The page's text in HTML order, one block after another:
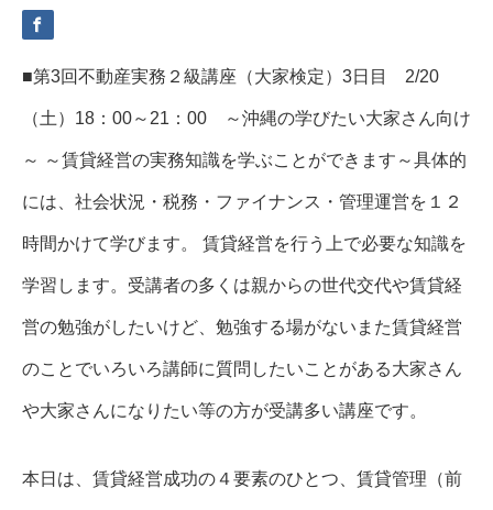
級
講
（3
日
は
■第3回不動産実務２級講座（大家検定）3日目 2/20
（土）18：00～21：00 ～沖縄の学びたい大家さん向け
～ ～賃貸経営の実務知識を学ぶことができます～具体的
には、社会状況・税務・ファイナンス・管理運営を１２
時間かけて学びます。 賃貸経営を行う上で必要な知識を
学習します。受講者の多くは親からの世代交代や賃貸経
営の勉強がしたいけど、勉強する場がないまた賃貸経営
のことでいろいろ講師に質問したいことがある大家さん
や大家さんになりたい等の方が受講多い講座です。
本日は、賃貸経営成功の４要素のひとつ、賃貸管理（前